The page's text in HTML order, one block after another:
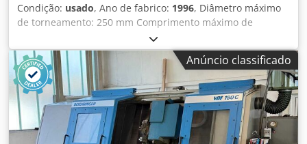
Condição: usado, Ano de fabrico: 1996, Diâmetro máximo
de torneamento: 250 mm Comprimento máximo de
torneamento: 1000 mm Controlo: Controlo CNC Philips
Peso da máquina: aprox. 8 toneladas CONTROLO CNC
PHILIPS Dkjdeyan R Aepfx Ackor Curso dos eixos X: 295 mm
/ Curso do eixo Y: 295 mm Distância entre centros: 1000
mm Diâmetro máximo sobre o leito: Ø 310 mm Diâmetro
máximo de torneamento: Ø 250 mm Velocidade máxima de
rotação: 4500 rpm Diâmetro do furo do eixo: Ø 78 mm
Torreta com 8 ferramentas Peso: aprox. 8 toneladas
Anúncio classificado